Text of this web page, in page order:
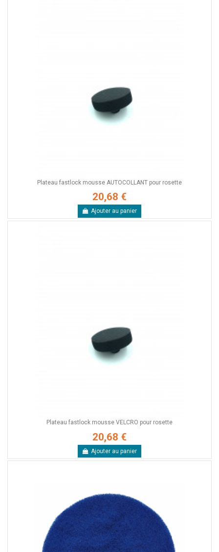
Plateau fastlock mousse AUTOCOLLANT pour rosette
20,68 €
Ajouter au panier
Plateau fastlock mousse VELCRO pour rosette
20,68 €
Ajouter au panier